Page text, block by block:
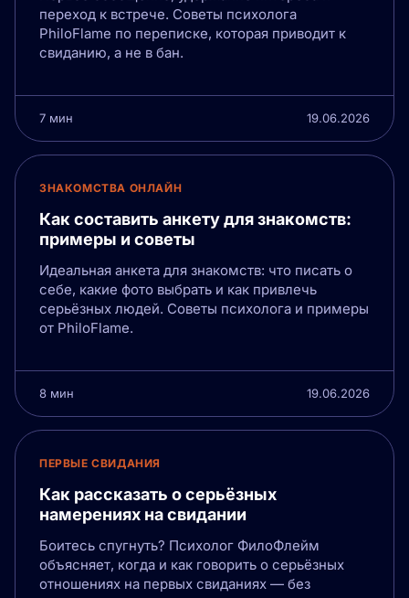
переход к встрече. Советы психолога
PhiloFlame по переписке, которая приводит к
свиданию, а не в бан.
7 мин 19.06.2026
ЗНАКОМСТВА ОНЛАЙН
Как составить анкету для знакомств:
примеры и советы
Идеальная анкета для знакомств: что писать о
себе, какие фото выбрать и как привлечь
серьёзных людей. Советы психолога и примеры
от PhiloFlame.
8 мин 19.06.2026
ПЕРВЫЕ СВИДАНИЯ
Как рассказать о серьёзных
намерениях на свидании
Боитесь спугнуть? Психолог ФилоФлейм
объясняет, когда и как говорить о серьёзных
отношениях на первых свиданиях — без